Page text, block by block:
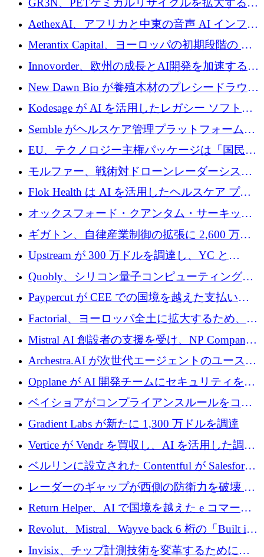
上げ
を構築
GR3N、PETケミカルリサイクルを拡大するた
めにシリーズBで1,550万ユーロを調達
AethexAI、アフリカと中東の音声 AI インフラ
ストラクチャを構築するために 300 万ドルを
Merantix Capital、ヨーロッパの初期段階の AI
スタートアップ向けに 1 億 300 万ユーロのフ
ァンドを立ち上げる
Innovorder、欧州の成長とAI開発を加速するた
めに2,000万ユーロを確保
New Dawn Bio が養殖木材のプレシードラウン
ドで 210 万ユーロを調達
Kodesage が AI を活用したレガシー ソフトウ
ェアの最新化のために 660 万ドルを調達
Semble がヘルスケア管理プラットフォームを
拡大するためにシリーズ C で 3,000 万ポンド
を調達
EU、テクノロジー主権パッケージは「国民の
保護」に関するものだと発言
モルファー、戦術対ドローンレーダーシステ
ムを最前線に近づけるために150万ユーロを調
Flok Health は AI を活用したヘルスケア プラ
ットフォームの成長に 1,250 万ドルを投資
オックスフォード・クアンタム・サーキット
が「成人向け」2億6,000万ポンドの資金調達
ラウンドを獲得
ギガトン、自律産業制御の拡張に 2,600 万ド
ルを調達
Upstream が 300 万ドルを調達し、YC と
Xavier Niel が支援する共同 AI 受信箱を立ち上
げる
Quobly、シリコン量子コンピューティングの
商用化のためにシリーズ A で 1 億 1,500 万ユ
ーロを調達
Paypercut が CEE での国境を越えた支払いを
拡大するために 500 万ユーロを確保
Factorial、ヨーロッパ全土に拡大するため、25
億ドルの評価額で1億5,000万ドルのシリーズD
Mistral AI 創設者の支援を受け、NP Company
がエンジニアリング向け AI を推進するために
600 万ユーロのプレシードを確保
Archestra.AI が次世代エージェントのユースケ
ースを実現するために 1,000 万ドルを調達
Opplane が AI 開発チームにセキュリティをも
たらすために 450 万ユーロを調達
ベイショアがコンプライアンスルールをコー
ド化するために800万ドルを調達
Gradient Labs が新たに 1,300 万ドルを調達
Vertice が Vendr を買収し、AI を活用した調達
インテリジェンス プラットフォームを構築
ベルリンに設立された Contentful が Salesforce
に買収される
レーダーのギャップが西側の防衛力を破壊 —
そしてベルリンのチップスタートアップがそ
れを埋める
Return Helper、AI で国境を越えた e コマース
の返品を利益に変えるシリーズ A で 400 万ド
ルを調達
Revolut、Mistral、Wayve back 6 桁の「Built in
Europe」キャンペーン
Invisix、チップ計測技術を変革するために